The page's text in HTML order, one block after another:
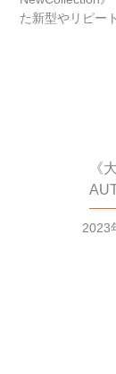
た新型やリピー
《
2023